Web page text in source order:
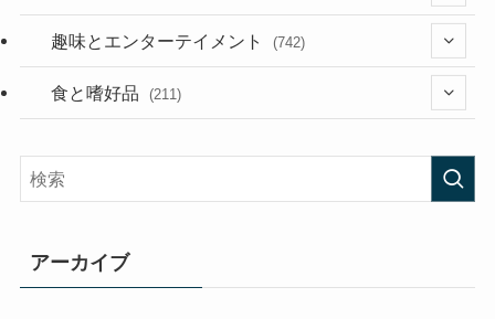
(181)
(394)
(282)
(33)
趣味とエンターテイメント (742)
(56)
食と嗜好品 (211)
アーカイブ